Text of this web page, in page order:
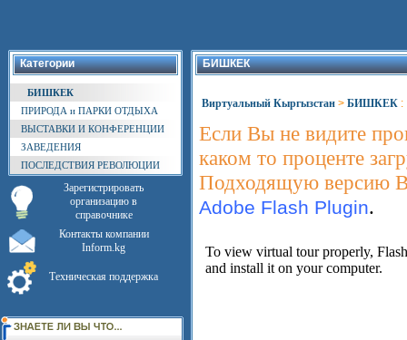
Категории
БИШКЕК
ПРИРОДА и ПАРКИ ОТДЫХА
ВЫСТАВКИ И КОНФЕРЕНЦИИ
ЗАВЕДЕНИЯ
ПОСЛЕДСТВИЯ РЕВОЛЮЦИИ
Зарегистрировать
организацию в
справочнике
Контакты компании
Inform.kg
Техническая поддержка
БИШКЕК
Виртуальный Кыргызстан > БИШКЕК :
Если Вы не видите
каком то проценте
Подходящую версию
Adobe Flash Plugin.